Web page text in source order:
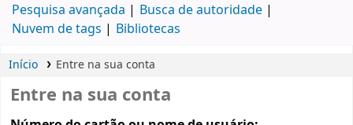
Pesquisa avançada
Busca de autoridade
Nuvem de tags
Bibliotecas
Início Entre na sua conta
Entre na sua conta